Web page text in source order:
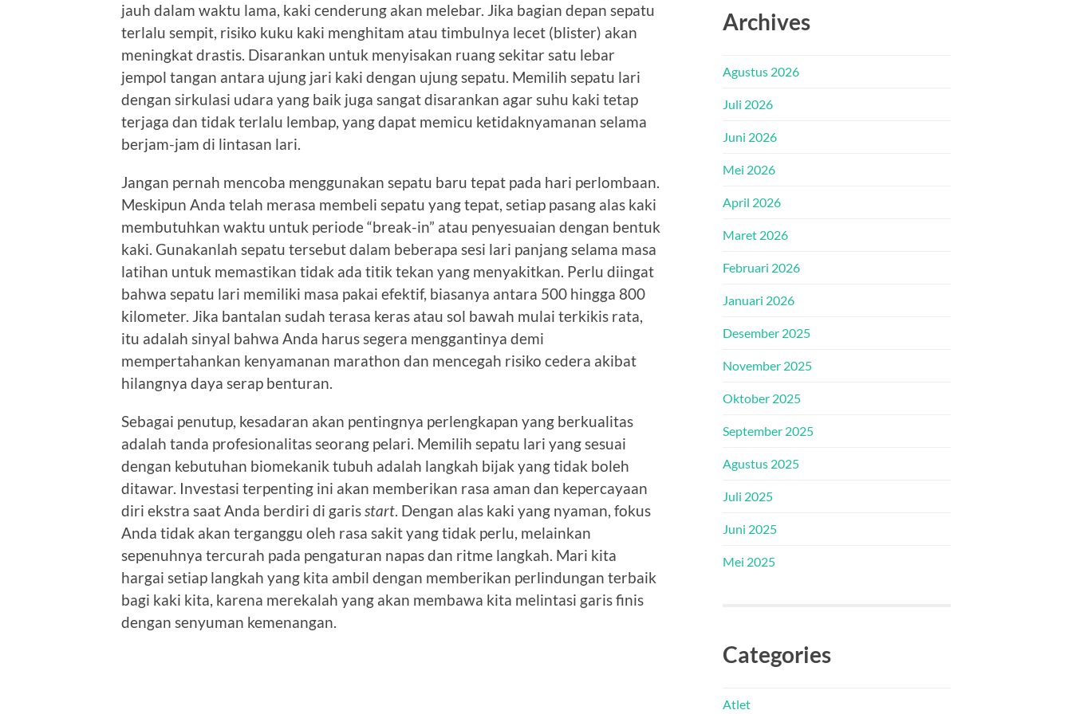
jauh dalam waktu lama, kaki cenderung akan melebar. Jika bagian depan sepatu
terlalu sempit, risiko kuku kaki menghitam atau timbulnya lecet (blister) akan
meningkat drastis. Disarankan untuk menyisakan ruang sekitar satu lebar
jempol tangan antara ujung jari kaki dengan ujung sepatu. Memilih sepatu lari
dengan sirkulasi udara yang baik juga sangat disarankan agar suhu kaki tetap
terjaga dan tidak terlalu lembap, yang dapat memicu ketidaknyamanan selama
berjam-jam di lintasan lari.
Jangan pernah mencoba menggunakan sepatu baru tepat pada hari perlombaan.
Meskipun Anda telah merasa membeli sepatu yang tepat, setiap pasang alas kaki
membutuhkan waktu untuk periode “break-in” atau penyesuaian dengan bentuk
kaki. Gunakanlah sepatu tersebut dalam beberapa sesi lari panjang selama masa
latihan untuk memastikan tidak ada titik tekan yang menyakitkan. Perlu diingat
bahwa sepatu lari memiliki masa pakai efektif, biasanya antara 500 hingga 800
kilometer. Jika bantalan sudah terasa keras atau sol bawah mulai terkikis rata,
itu adalah sinyal bahwa Anda harus segera menggantinya demi
mempertahankan kenyamanan marathon dan mencegah risiko cedera akibat
hilangnya daya serap benturan.
Sebagai penutup, kesadaran akan pentingnya perlengkapan yang berkualitas
adalah tanda profesionalitas seorang pelari. Memilih sepatu lari yang sesuai
dengan kebutuhan biomekanik tubuh adalah langkah bijak yang tidak boleh
ditawar. Investasi terpenting ini akan memberikan rasa aman dan kepercayaan
diri ekstra saat Anda berdiri di garisstart. Dengan alas kaki yang nyaman, fokus
Anda tidak akan terganggu oleh rasa sakit yang tidak perlu, melainkan
sepenuhnya tercurah pada pengaturan napas dan ritme langkah. Mari kita
hargai setiap langkah yang kita ambil dengan memberikan perlindungan terbaik
bagi kaki kita, karena merekalah yang akan membawa kita melintasi garis finis
dengan senyuman kemenangan.
Archives
Agustus 2026
Juli 2026
Juni 2026
Mei 2026
April 2026
Maret 2026
Februari 2026
Januari 2026
Desember 2025
November 2025
Oktober 2025
September 2025
Agustus 2025
Juli 2025
Juni 2025
Mei 2025
Categories
Atlet